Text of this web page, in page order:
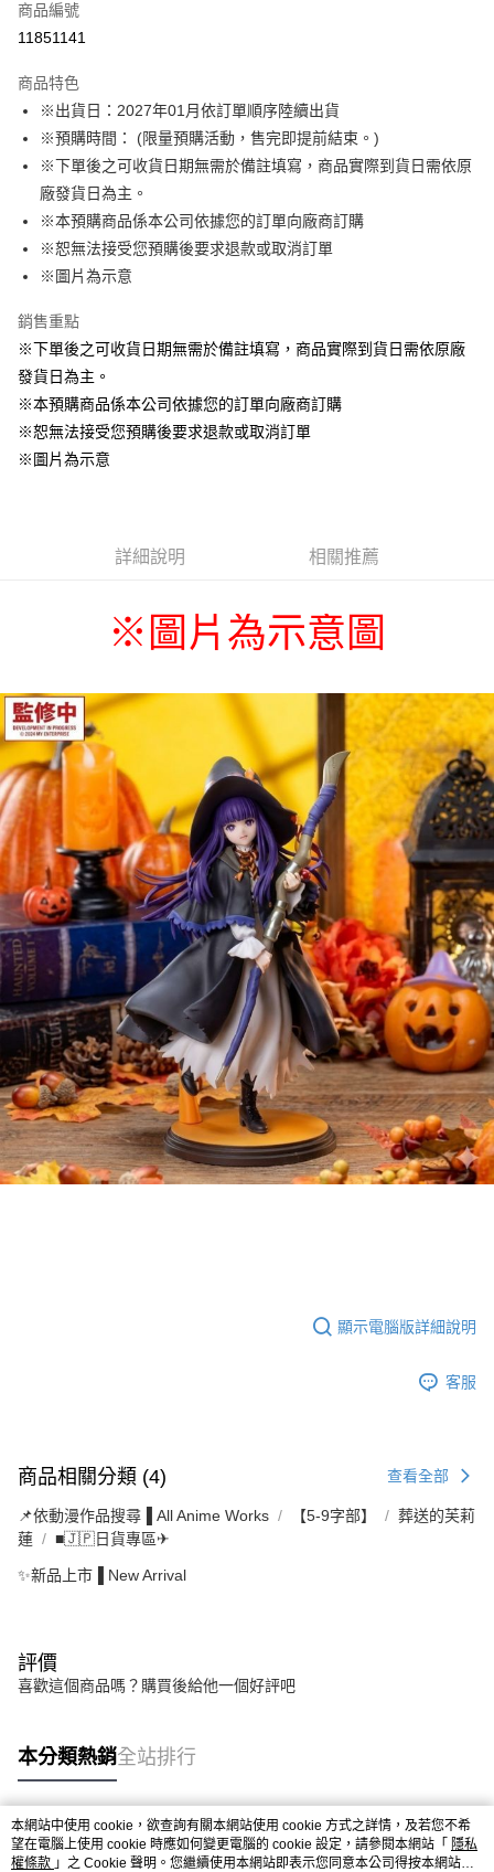
LINE Pay
悠遊付
Google Pay
ATM付款
運送方式
預購訂單-宅配專用(🔺不同預購月份建議分開結帳，避免整筆訂單等
每筆NT$100，滿NT$1,300(含以上)免運費
預購訂單-離島宅配專用-(澎湖/金門/馬祖)(🔺不同預購月份建議分開
結帳，避免整筆訂單等超久)
每筆NT$220
商品編號
11851141
商品特色
※出貨日：2027年01月依訂單順序陸續出貨
※預購時間： (限量預購活動，售完即提前結束。)
※下單後之可收貨日期無需於備註填寫，商品實際到貨日需依原
廠發貨日為主。
※本預購商品係本公司依據您的訂單向廠商訂購
※恕無法接受您預購後要求退款或取消訂單
※圖片為示意
銷售重點
※下單後之可收貨日期無需於備註填寫，商品實際到貨日需依原廠
發貨日為主。
※本預購商品係本公司依據您的訂單向廠商訂購
※恕無法接受您預購後要求退款或取消訂單
※圖片為示意
詳細說明 相關推薦
※ 圖片為示意圖
顯示電腦版詳細說明
客服
商品相關分類 (4) 查看全部
📌依動漫作品搜尋▐ All Anime Works 【5-9字部】
葬送的芙莉
蓮
■🇯🇵日貨專區✈
✨新品上市▐ New Arrival
評價
喜歡這個商品嗎？購買後給他一個好評吧
本分類熱銷全站排行
熱門標籤
本網站中使用 cookie，欲查詢有關本網站使用 cookie 方式之詳情，及若您不希
望在電腦上使用 cookie 時應如何變更電腦的 cookie 設定，請參閱本網站「 隱私
權條款 」之 Cookie 聲明。您繼續使用本網站即表示您同意本公司得按本網站使